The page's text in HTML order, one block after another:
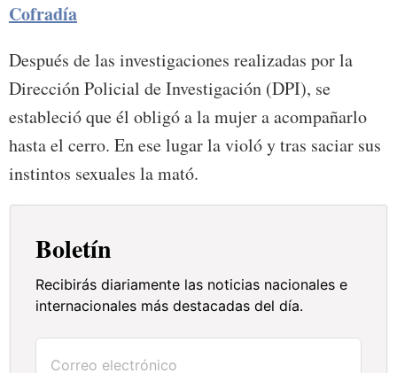
Cofradía
Después de las investigaciones realizadas por la
Dirección Policial de Investigación (DPI), se
estableció que él obligó a la mujer a acompañarlo
hasta el cerro. En ese lugar la violó y tras saciar sus
instintos sexuales la mató.
Boletín
Recibirás diariamente las noticias nacionales e
internacionales más destacadas del día.